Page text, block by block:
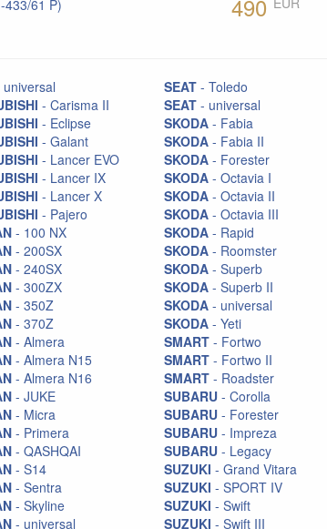
433/61 P) 490
universal
- Carisma II
- Eclipse
- Galant
- Lancer EVO
- Lancer IX
- Lancer X
- Pajero
- 100 NX
- 200SX
- 240SX
- 300ZX
- 350Z
- 370Z
- Almera
- Almera N15
- Almera N16
- JUKE
- Micra
- Primera
- QASHQAI
- S14
- Sentra
- Skyline
- universal
SEAT - Toledo
SEAT - universal
SKODA - Fabia
SKODA - Fabia II
SKODA - Forester
SKODA - Octavia I
SKODA - Octavia II
SKODA - Octavia III
SKODA - Rapid
SKODA - Roomster
SKODA - Superb
SKODA - Superb II
SKODA - universal
SKODA - Yeti
SMART - Fortwo
SMART - Fortwo II
SMART - Roadster
SUBARU - Corolla
SUBARU - Forester
SUBARU - Impreza
SUBARU - Legacy
SUZUKI - Grand Vitara
SUZUKI - SPORT IV
SUZUKI - Swift
SUZUKI - Swift III